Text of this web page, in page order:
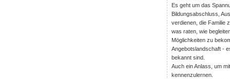
Es geht um das
Bildungsabschluss,
verdienen, die Familie
was raten, wie
Möglichkeiten zu
Angebotslandschaft -
bekannt sind.
Auch ein Anlass, um
kennenzulernen.